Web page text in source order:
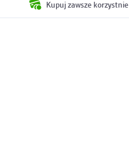
Kupuj zawsze korzystnie